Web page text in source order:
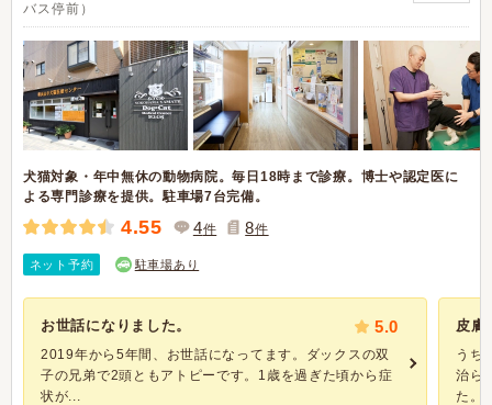
バス停前）
犬猫対象・年中無休の動物病院。毎日18時まで診療。博士や認定医に
よる専門診療を提供。駐車場7台完備。
4.55 4件 8件
ネット予約 駐車場あり
お世話になりました。 5.0
2019年から5年間、お世話になってます。ダックスの双
子の兄弟で2頭ともアトピーです。1歳を過ぎた頃から症
状が...
皮膚
うち
治ら
た。